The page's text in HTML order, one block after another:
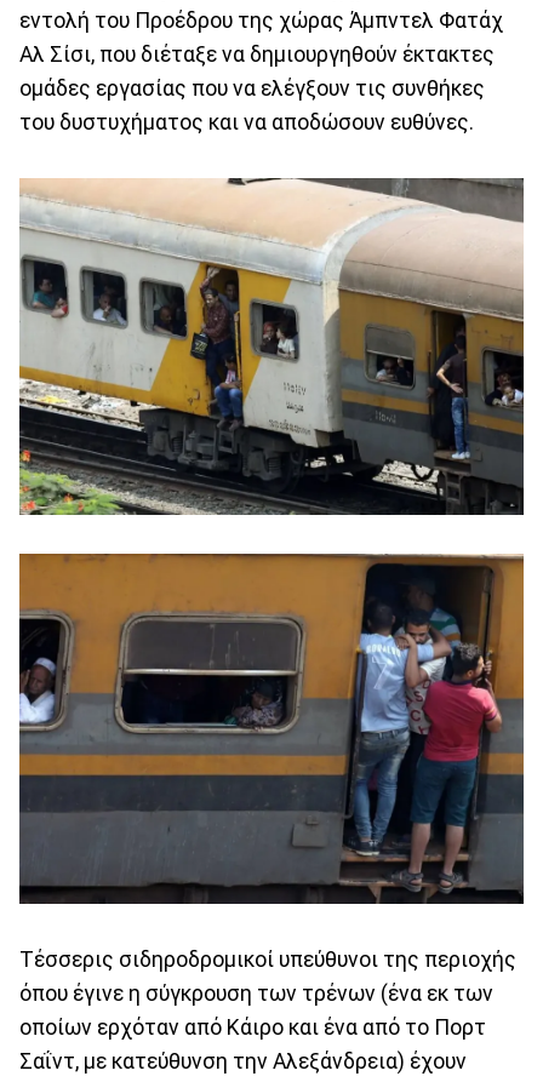
εντολή του Προέδρου της χώρας Άμπντελ Φατάχ
Αλ Σίσι, που διέταξε να δημιουργηθούν έκτακτες
ομάδες εργασίας που να ελέγξουν τις συνθήκες
του δυστυχήματος και να αποδώσουν ευθύνες.
Τέσσερις σιδηροδρομικοί υπεύθυνοι της περιοχής
όπου έγινε η σύγκρουση των τρένων (ένα εκ των
οποίων ερχόταν από Κάιρο και ένα από το Πορτ
Σαΐντ, με κατεύθυνση την Αλεξάνδρεια) έχουν